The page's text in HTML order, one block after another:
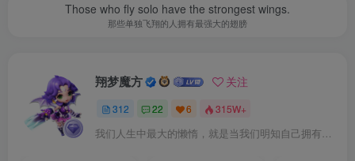
Those who fly solo have the strongest wings.
那些单独飞翔的人拥有最强大的翅膀
翔梦魔方 关注
312 22 6 315W+
我们人生中最大的懒惰，就是当我们明知自己拥有作出选择的能力，却不去主动改变而是放任它的生活态度